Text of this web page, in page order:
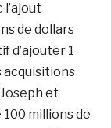
l’ajout
de dollars
d’ajouter 1
acquisitions
et
100 millions de